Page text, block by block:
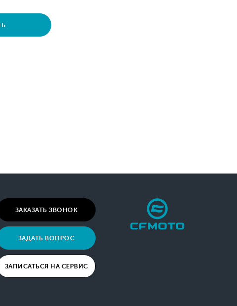
ЗАКАЗАТЬ ЗВОНОК
ЗАДАТЬ ВОПРОС
ЗАПИСАТЬСЯ НА СЕРВИС